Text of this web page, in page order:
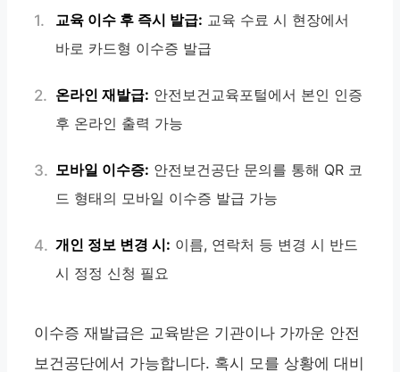
교육 이수 후 즉시 발급: 교육 수료 시 현장에서
바로 카드형 이수증 발급
온라인 재발급: 안전보건교육포털에서 본인 인증
후 온라인 출력 가능
모바일 이수증: 안전보건공단 문의를 통해 QR 코
드 형태의 모바일 이수증 발급 가능
개인 정보 변경 시: 이름, 연락처 등 변경 시 반드
시 정정 신청 필요
이수증 재발급은 교육받은 기관이나 가까운 안전
보건공단에서 가능합니다. 혹시 모를 상황에 대비